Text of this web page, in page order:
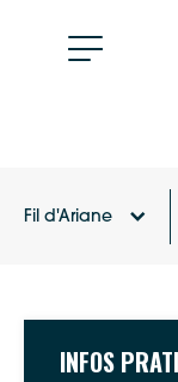
Fil d'Ariane
INFOS